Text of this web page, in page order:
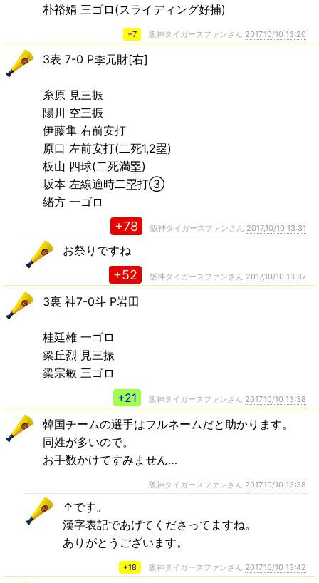
朴裕娟 三ゴロ(スライディング好捕)
+7 阪神タイガースファンさん 2017,10/10 13:20
3表 7-0 P李元財[右]
糸原 見三振
陽川 空三振
伊藤隼 右前安打
原口 左前安打(二死1,2塁)
板山 四球(二死満塁)
坂本 左線適時二塁打③
緒方 一ゴロ
+78 阪神タイガースファンさん 2017,10/10 13:31
お祭りですね
+52 阪神タイガースファンさん 2017,10/10 13:37
3裏 神7-0斗 P岩田
桂廷雄 一ゴロ
梁丘烈 見三振
梁宗敏 三ゴロ
+21
阪神タイガースファンさん 2017,10/10 13:38
韓国チームの選手はフルネームだと助かります。
同姓が多いので。
お手数かけてすみません…
阪神タイガースファンさん 2017,10/10 13:38
↑です。
漢字表記であげてくださってますね。
ありがとうございます。
+18 阪神タイガースファンさん 2017,10/10 13:42